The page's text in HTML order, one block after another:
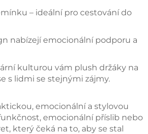
– ideální pro cestování do
nabízejí emocionální podporu a
kulturou vám plush držáky na
s lidmi se stejnými zájmy.
emocionální a stylovou
emocionální příslib nebo
který čeká na to, aby se stal